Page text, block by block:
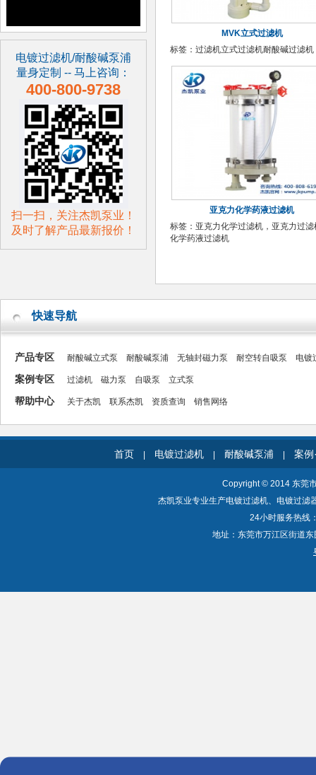
电镀过滤机/耐酸碱泵浦
量身定制 -- 马上咨询：
400-800-9738
扫一扫，关注杰凯泵业！
及时了解产品最新报价！
MVK立式过滤机
标签： 过滤机立式过滤机耐酸碱过滤机
亚克力化学药液过滤机
标签： 亚克力化学过滤机，亚克力过滤
化学药液过滤机
快速导航
产品专区 耐酸碱立式泵 耐酸碱泵浦 无轴封磁力泵 耐空转自吸泵 电镀
案例专区 过滤机 磁力泵 自吸泵 立式泵
帮助中心 关于杰凯 联系杰凯 资质查询 销售网络
首页 电镀过滤机 耐酸碱泵浦 案例
Copyright © 2014 东莞
杰凯泵业专业生产电镀过滤机、电镀过滤
24小时服务热线
地址：东莞市万江区街道